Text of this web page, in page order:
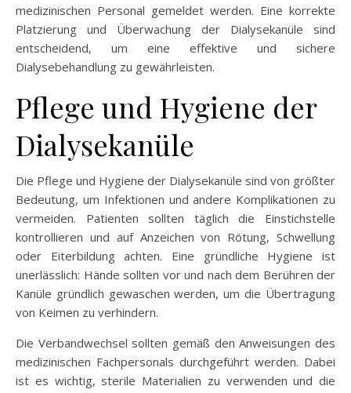
medizinischen Personal gemeldet werden. Eine korrekte
Platzierung und Überwachung der Dialysekanüle sind
entscheidend, um eine effektive und sichere
Dialysebehandlung zu gewährleisten.
Pflege und Hygiene der
Dialysekanüle
Die Pflege und Hygiene der Dialysekanüle sind von größter
Bedeutung, um Infektionen und andere Komplikationen zu
vermeiden. Patienten sollten täglich die Einstichstelle
kontrollieren und auf Anzeichen von Rötung, Schwellung
oder Eiterbildung achten. Eine gründliche Hygiene ist
unerlässlich: Hände sollten vor und nach dem Berühren der
Kanüle gründlich gewaschen werden, um die Übertragung
von Keimen zu verhindern.
Die Verbandwechsel sollten gemäß den Anweisungen des
medizinischen Fachpersonals durchgeführt werden. Dabei
ist es wichtig, sterile Materialien zu verwenden und die